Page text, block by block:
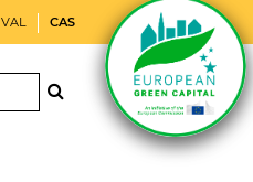
VAL CAS